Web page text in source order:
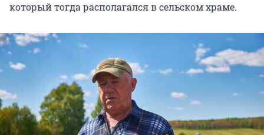
который тогда располагался в сельском храме.